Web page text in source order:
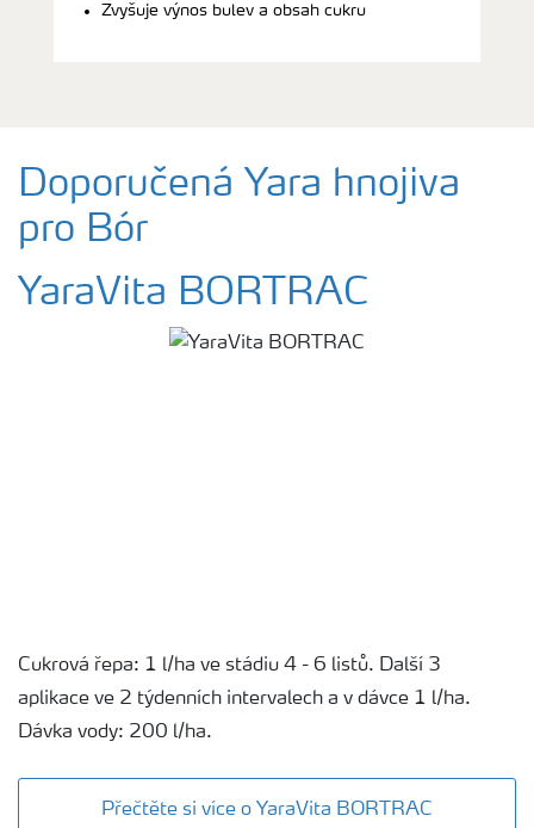
Zvyšuje výnos bulev a obsah cukru
Doporučená Yara hnojiva
pro Bór
YaraVita BORTRAC
Cukrová řepa: 1 l/ha ve stádiu 4 - 6 listů. Další 3
aplikace ve 2 týdenních intervalech a v dávce 1 l/ha.
Dávka vody: 200 l/ha.
Přečtěte si více o YaraVita BORTRAC